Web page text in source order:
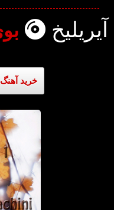
آیریلیخ
خرید آهنگ ۱۵۰۰۰ تومان